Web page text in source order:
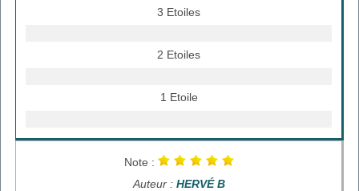
3 Etoiles
2 Etoiles
1 Etoile
Note :
Auteur : HERVÉ B